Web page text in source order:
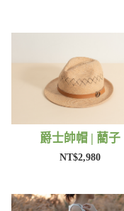
爵士帥帽 | 藺子
NT$2,980